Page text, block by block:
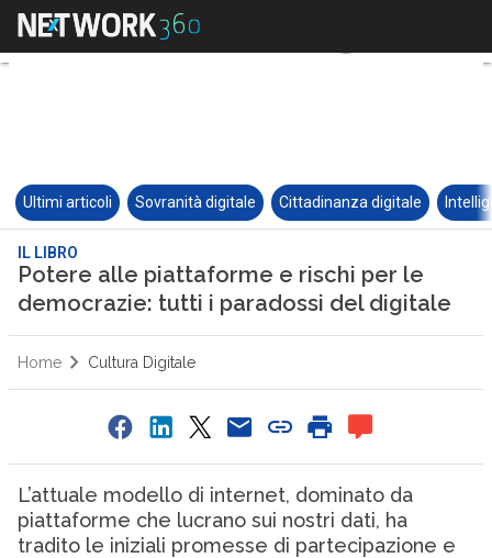
Ultimi articoli Sovranità digitale Cittadinanza digitale
IL LIBRO
Potere alle piattaforme e rischi per le
democrazie: tutti i paradossi del digitale
Home Cultura Digitale
L’attuale modello di internet, dominato da
piattaforme che lucrano sui nostri dati, ha
tradito le iniziali promesse di partecipazione e